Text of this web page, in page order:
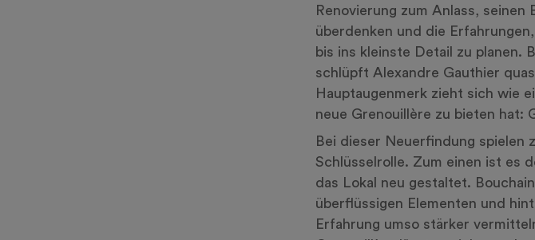
Renovierung zum Anlass,
überdenken und die
bis ins kleinste Detail zu planen.
schlüpft Alexandre Gauthier
Hauptaugenmerk zieht sich wie
neue Grenouillère zu bieten hat:
Bei dieser Neuerfindung spielen
Schlüsselrolle. Zum einen ist es
das Lokal neu gestaltet.
überflüssigen Elementen und
Erfahrung umso stärker